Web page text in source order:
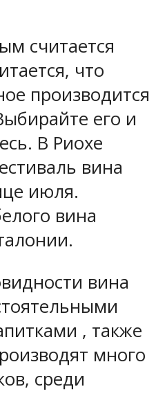
считается
что
производится
его и
В Риохе
вина
июля.
вина
вина
, также
много
среди